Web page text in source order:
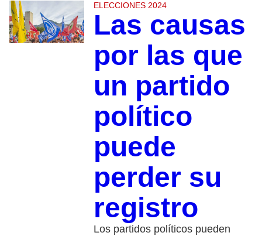
ELECCIONES 2024
Las causas
por las que
un partido
político
puede
perder su
registro
Los partidos políticos pueden